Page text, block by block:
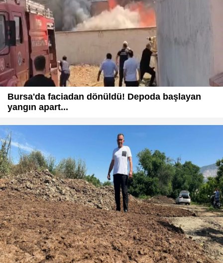
Bursa'da faciadan dönüldü! Depoda başlayan
yangın apart...